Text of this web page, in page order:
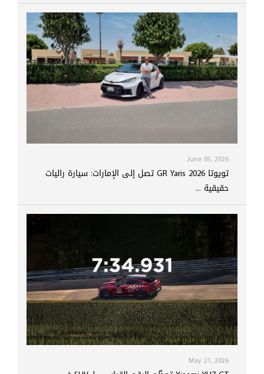
June 05, 2026
تويوتا GR Yaris 2026 تصل إلى الإمارات: سيارة راليات
حقيقية ...
May 21, 2026